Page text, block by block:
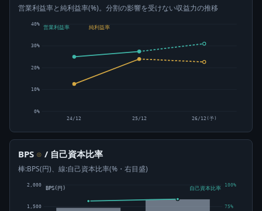
営業利益率と純利益率(%)。分割の影響を受けない収益力の推移
0%
10%
20%
30%
40%
営業利益率 純利益率
24/12 25/12 26/12(予)
BPS ⊙ / 自己資本比率
棒:BPS(円)、線:自己資本比率(%・右目盛)
1,500
2,000
75%
100%
BPS(円) 自己資本比率